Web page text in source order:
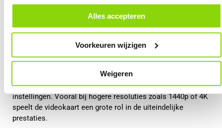
alle cookies. Je kunt je gegeven toestemming altijd intrekken, dit doe je
door in de footer van onze website te klikken op ‘Cookievoorkeuren’
Alles accepteren
Voorkeuren wijzigen
Weigeren
Videokaart upgraden
De videokaart is voor gamers meestal het belangrijkste
onderdeel. Deze verwerkt alle grafische berekeningen in een
Wanneer je een krachtigere videokaart installeert, kan dit
zorgen voor hogere framerates en betere grafische
instellingen. Vooral bij hogere resoluties zoals 1440p of 4K
speelt de videokaart een grote rol in de uiteindelijke
prestaties.